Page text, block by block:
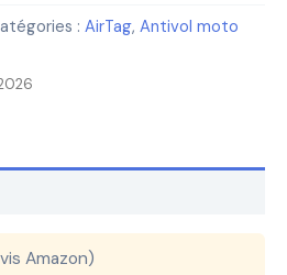
: AirTag, Antivol moto
Amazon)